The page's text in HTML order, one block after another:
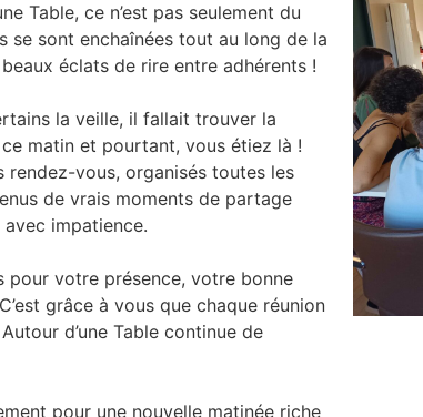
Table, ce n’est pas seulement du
se sont enchaînées tout au long de la
éclats de rire entre adhérents !
la veille, il fallait trouver la
matin et pourtant, vous étiez là !
rendez-vous, organisés toutes les
de vrais moments de partage
impatience.
pour votre présence, votre bonne
grâce à vous que chaque réunion
d’une Table continue de
pour une nouvelle matinée riche